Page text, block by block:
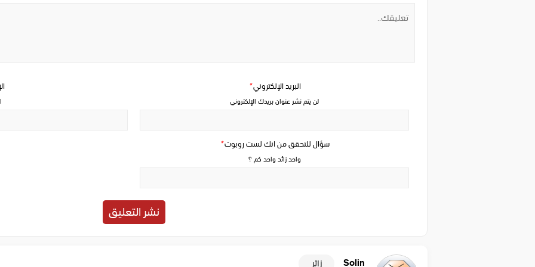
سؤال للتحقق من انك لست روبوت*
واحد زائد واحد كم ؟
البريد الإلكتروني*
لن يتم نشر عنوان بريدك الإلكتروني
Solin زائر